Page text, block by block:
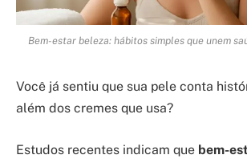
Bem-estar beleza: hábitos simples que unem
Você já sentiu que sua pele conta
além dos cremes que usa?
Estudos recentes indicam que bem-